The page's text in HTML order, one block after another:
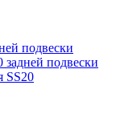
подвески
подвески
SS20